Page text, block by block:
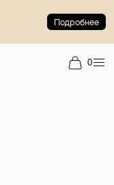
Подробнее
0